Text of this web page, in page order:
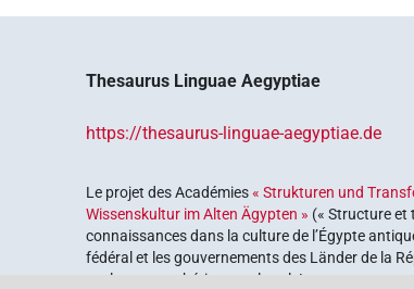
Thesaurus Linguae Aegyptiae
https://thesaurus-linguae-aegyptiae.de
Le projet des Académies« Strukturen und
Wissenskultur im Alten Ägypten » (« Structure et
connaissances dans la culture de l’Égypte
fédéral et les gouvernements des Länder de la
explorer notre héritage culturel. Le programme